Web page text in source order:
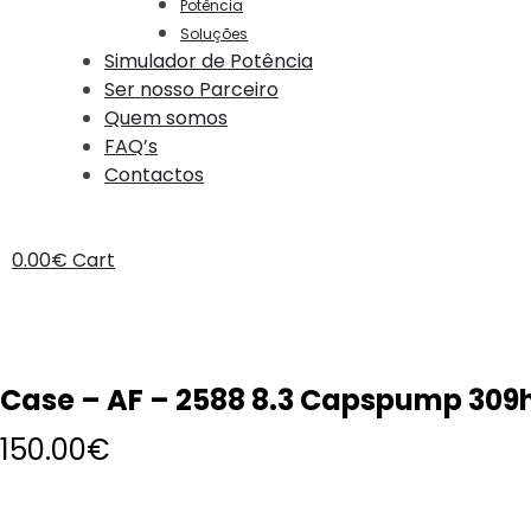
Potência
Soluções
Simulador de Potência
Ser nosso Parceiro
Quem somos
FAQ’s
Contactos
0.00€ Cart
Case – AF – 2588 8.3 Capspump
150.00€